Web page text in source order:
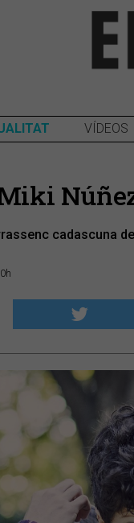
VÍDEOS
cadascuna